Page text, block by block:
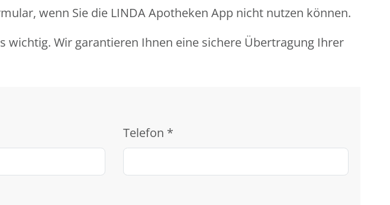
wenn Sie die LINDA Apotheken App nicht nutzen können.
Wir garantieren Ihnen eine sichere Übertragung Ihrer
Telefon *